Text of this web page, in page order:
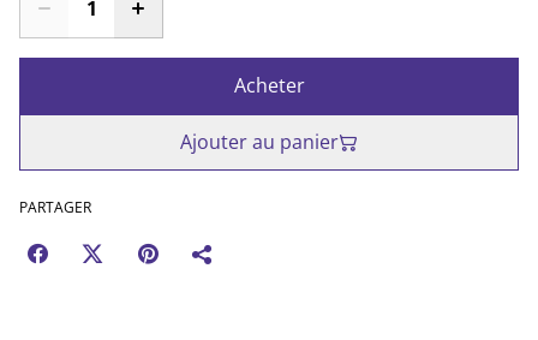
Acheter
Ajouter au panier
PARTAGER